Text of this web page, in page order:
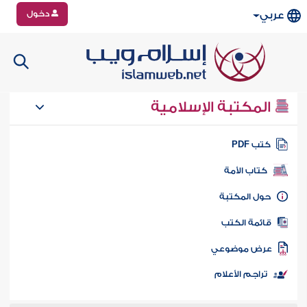
عربي دخول
المكتبة الإسلامية
كتب PDF
كتاب الأمة
المكتبة
الكتب
موضوعي